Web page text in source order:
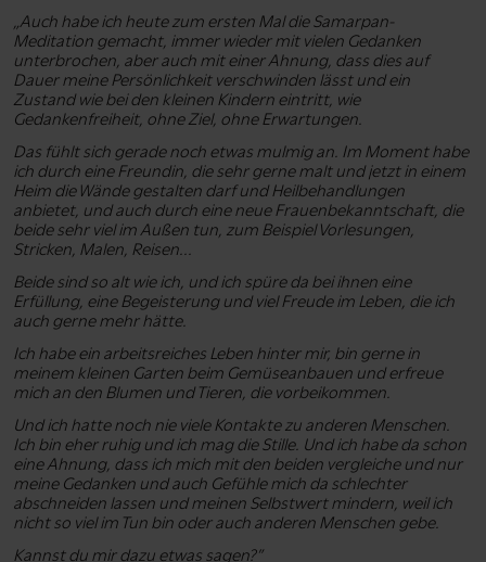
„Auch habe ich heute zum ersten Mal die Samarpan-
Meditation gemacht, immer wieder mit vielen Gedanken
unterbrochen, aber auch mit einer Ahnung, dass dies auf
Dauer meine Persönlichkeit verschwinden lässt und ein
Zustand wie bei den kleinen Kindern eintritt, wie
Gedankenfreiheit, ohne Ziel, ohne Erwartungen.
Das fühlt sich gerade noch etwas mulmig an. Im Moment habe
ich durch eine Freundin, die sehr gerne malt und jetzt in einem
Heim die Wände gestalten darf und Heilbehandlungen
anbietet, und auch durch eine neue Frauenbekanntschaft, die
beide sehr viel im Außen tun, zum Beispiel Vorlesungen,
Stricken, Malen, Reisen...
Beide sind so alt wie ich, und ich spüre da bei ihnen eine
Erfüllung, eine Begeisterung und viel Freude im Leben, die ich
auch gerne mehr hätte.
Ich habe ein arbeitsreiches Leben hinter mir, bin gerne in
meinem kleinen Garten beim Gemüseanbauen und erfreue
mich an den Blumen und Tieren, die vorbeikommen.
Und ich hatte noch nie viele Kontakte zu anderen Menschen.
Ich bin eher ruhig und ich mag die Stille. Und ich habe da schon
eine Ahnung, dass ich mich mit den beiden vergleiche und nur
meine Gedanken und auch Gefühle mich da schlechter
abschneiden lassen und meinen Selbstwert mindern, weil ich
nicht so viel im Tun bin oder auch anderen Menschen gebe.
Kannst du mir dazu etwas sagen?”